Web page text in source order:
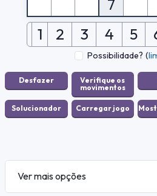
7
1 2 3 4 5
Possibilidade? (
Ver mais opções